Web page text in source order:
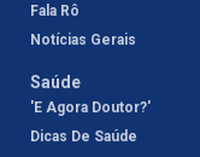
Fala Rô
Notícias Gerais
Saúde
'E Agora Doutor?'
Dicas De Saúde